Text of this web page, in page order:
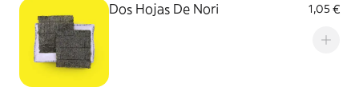
Dos Hojas De Nori 1,05 €